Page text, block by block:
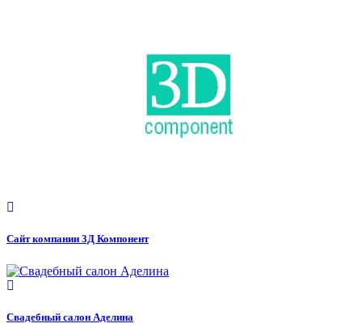
Сайт компании 3Д Компонент
Свадебный салон Аделина